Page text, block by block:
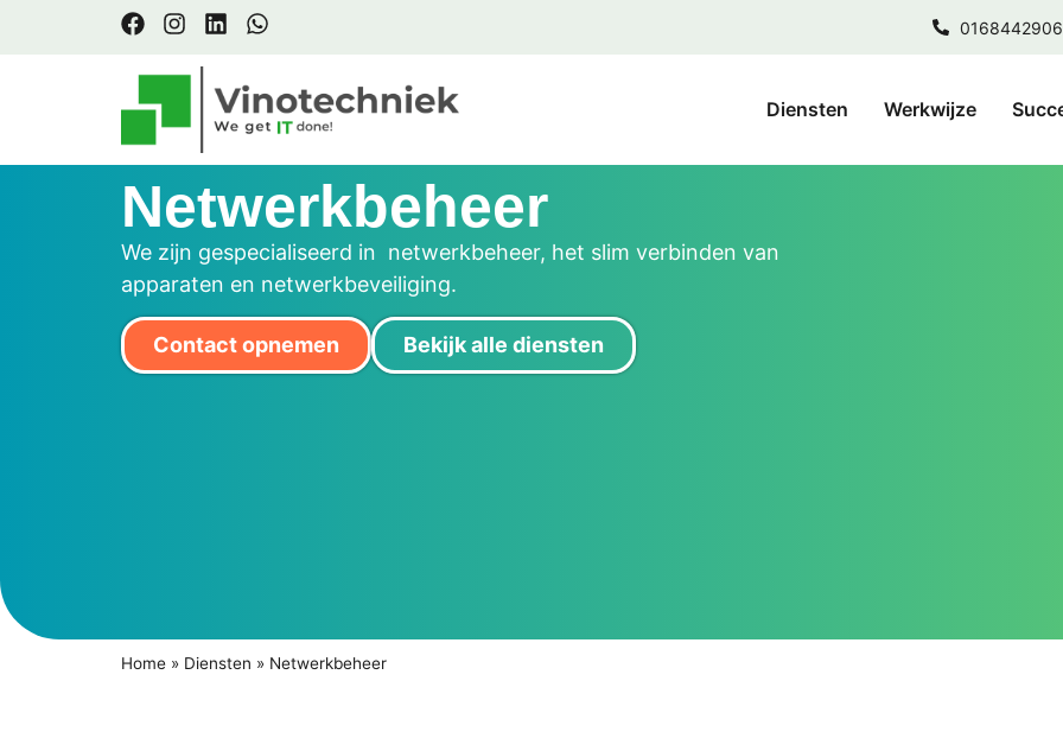
0168442906
Diensten Werkwijze
Netwerkbeheer
We zijn gespecialiseerd in netwerkbeheer, het slim verbinden van
apparaten en netwerkbeveiliging.
Contact opnemen Bekijk alle diensten
Home » Diensten » Netwerkbeheer